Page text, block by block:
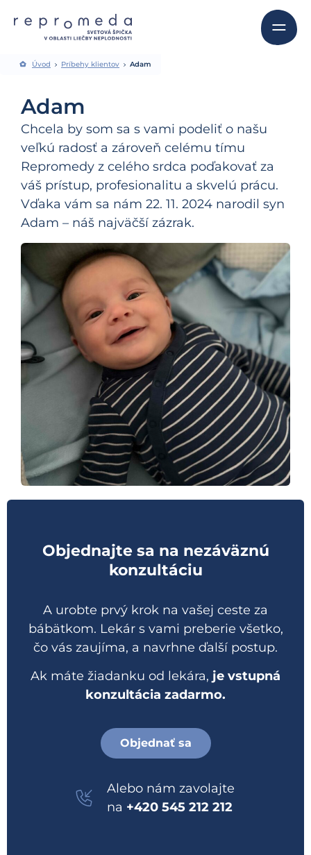
Úvod Príbehy klientov Adam
Adam
Chcela by som sa s vami podeliť o našu
veľkú radosť a zároveň celému tímu
Repromedy z celého srdca poďakovať za
váš prístup, profesionalitu a skvelú prácu.
Vďaka vám sa nám 22. 11. 2024 narodil syn
Adam – náš najväčší zázrak.
Objednajte sa na nezáväznú
konzultáciu
A urobte prvý krok na vašej ceste za
bábätkom. Lekár s vami preberie všetko,
čo vás zaujíma, a navrhne ďalší postup.
Ak máte žiadanku od lekára, je vstupná
konzultácia zadarmo.
Objednať sa
Alebo nám zavolajte
na +420 545 212 212